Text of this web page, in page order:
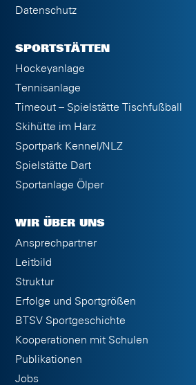
Datenschutz
SPORTSTÄTTEN
Hockeyanlage
Tennisanlage
Timeout – Spielstätte Tischfußball
Skihütte im Harz
Sportpark Kennel/NLZ
Spielstätte Dart
Sportanlage Ölper
WIR ÜBER UNS
Ansprechpartner
Leitbild
Struktur
Erfolge und Sportgrößen
BTSV Sportgeschichte
Kooperationen mit Schulen
Publikationen
Jobs